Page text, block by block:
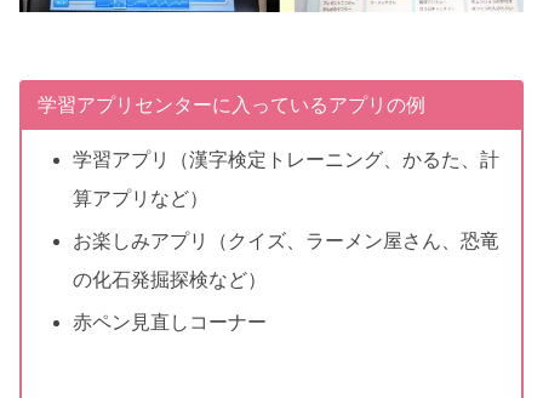
学習アプリセンターに入っているアプリの例
学習アプリ（漢字検定トレーニング、かるた、計
算アプリなど）
お楽しみアプリ（クイズ、ラーメン屋さん、恐竜
の化石発掘探検など）
赤ペン見直しコーナー